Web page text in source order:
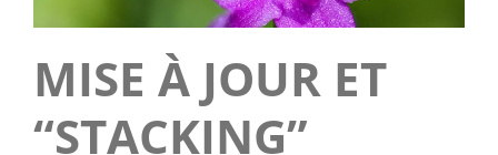
MISE À JOUR ET
“STACKING”